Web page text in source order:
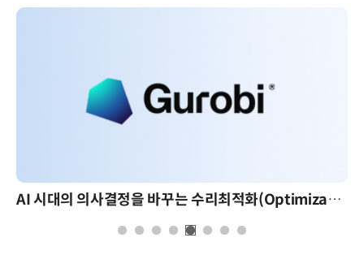
AI 시대의 의사결정을 바꾸는 수리최적화(Optimization): 실제 산업 적용 사례와 활용 전략